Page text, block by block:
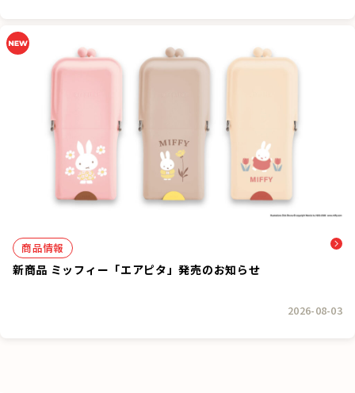
商品情報
新商品 ミッフィー「エアピタ」発売のお知らせ
2026-08-03